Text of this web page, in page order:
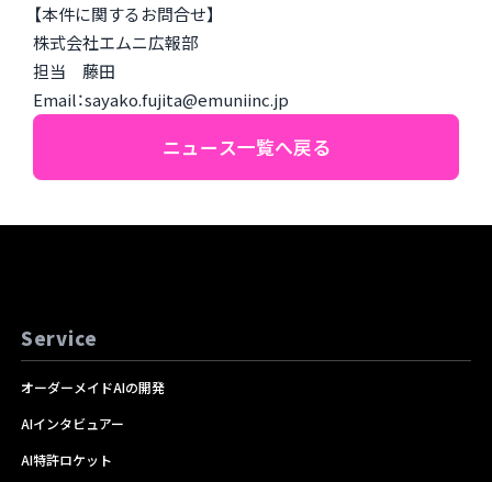
【本件に関するお問合せ】
株式会社エムニ広報部
担当 藤田
Email：sayako.fujita@emuniinc.jp
ニュース一覧へ戻る
Service
オーダーメイドAIの開発
AIインタビュアー
AI特許ロケット